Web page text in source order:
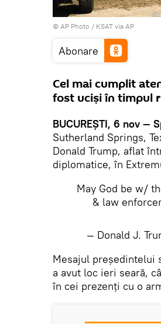
© AP Photo / KSAT via AP
Abonare
Cel mai cumplit
fost uciși în timpul
BUCUREȘTI, 6 nov —
Sutherland Springs,
Donald Trump, aflat
diplomatice, în
May God be w/
& law
— Donald J.
​Mesajul președintelui
a avut loc ieri seară,
în cei prezenți cu o